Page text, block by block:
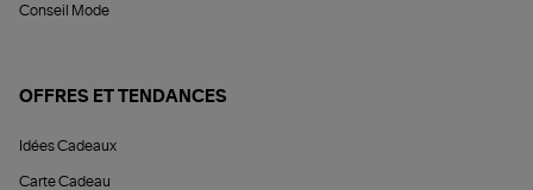
Conseil Mode
OFFRES ET TENDANCES
Idées Cadeaux
Carte Cadeau